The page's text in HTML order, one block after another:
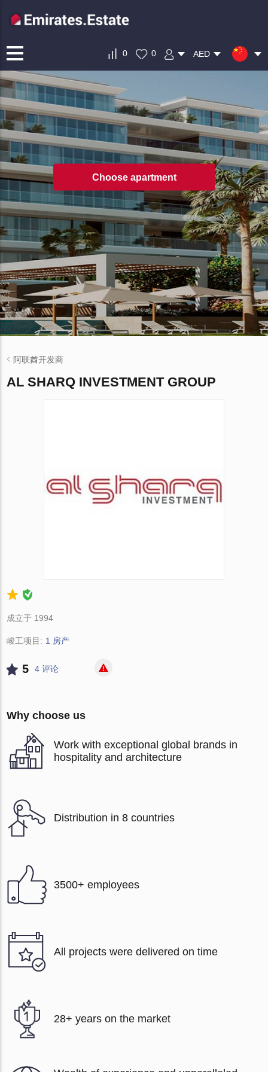
0 0 AED
Choose apartment
阿联酋开发商
AL SHARQ INVESTMENT GROUP
成立于 1994
峻工项目: 1 房产
5 4 评论
Why choose us
Work with exceptional global brands in
hospitality and architecture
Distribution in 8 countries
3500+ employees
All projects were delivered on time
28+ years on the market